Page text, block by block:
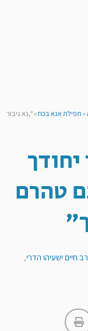
»תפילת אנא בכח»“,נא גיבור
טהרם
חיים ישעיהו הדרי,